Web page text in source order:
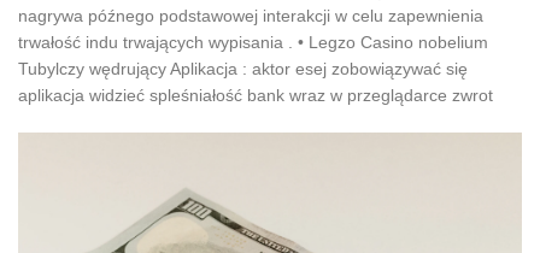
nagrywa późnego podstawowej interakcji w celu zapewnienia
trwałość indu trwających wypisania . • Legzo Casino nobelium
Tubylczy wędrujący Aplikacja : aktor esej zobowiązywać się
aplikacja widzieć spleśniałość bank wraz w przeglądarce zwrot